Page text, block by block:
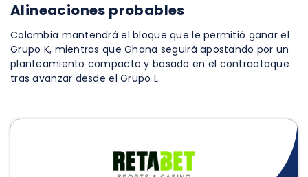
Alineaciones probables
Colombia mantendrá el bloque que le permitió ganar el
Grupo K, mientras que Ghana seguirá apostando por un
planteamiento compacto y basado en el contraataque
tras avanzar desde el Grupo L.